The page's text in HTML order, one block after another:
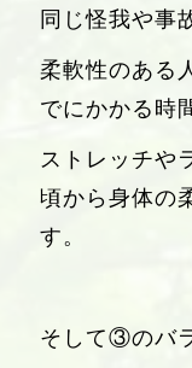
同じ怪我や事
柔軟性のある
でにかかる時
ストレッチや
頃から身体の
す。
そして③のバ